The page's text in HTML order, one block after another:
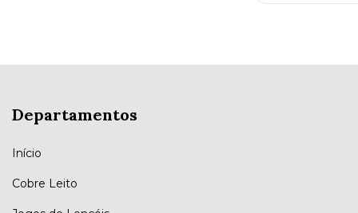
Departamentos
Início
Cobre Leito